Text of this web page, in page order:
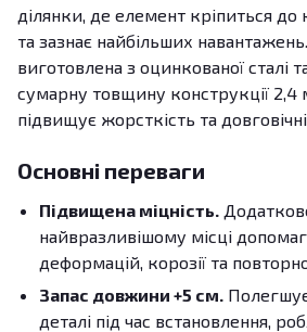
ділянки, де елемент кріпиться до
та зазнає найбільших
виготовлена з оцинкованої сталі
сумарну товщину конструкції
підвищує жорсткість та
Основні переваги
Підвищена міцність.
найвразливішому місці
деформацій, корозії та
Запас довжини +5 см.
деталі під час встановлення,